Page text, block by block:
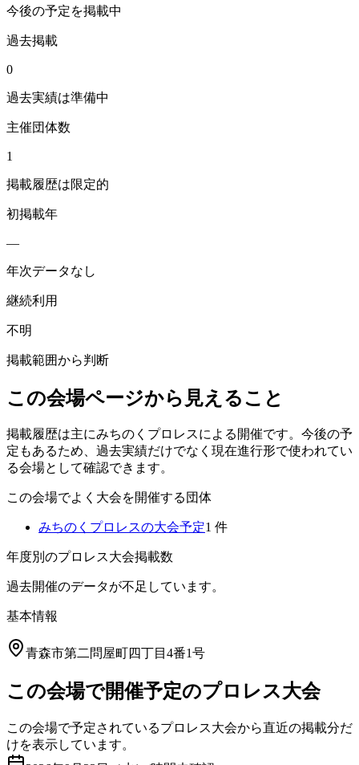
今後の予定を掲載中
過去掲載
0
過去実績は準備中
主催団体数
1
掲載履歴は限定的
初掲載年
—
年次データなし
継続利用
不明
掲載範囲から判断
この会場ページから見えること
掲載履歴は主にみちのくプロレスによる開催です。今後の予
定もあるため、過去実績だけでなく現在進行形で使われてい
る会場として確認できます。
この会場でよく大会を開催する団体
みちのくプロレスの大会予定1 件
年度別のプロレス大会掲載数
過去開催のデータが不足しています。
基本情報
青森市第二問屋町四丁目4番1号
この会場で開催予定のプロレス大会
この会場で予定されているプロレス大会から直近の掲載分だ
けを表示しています。